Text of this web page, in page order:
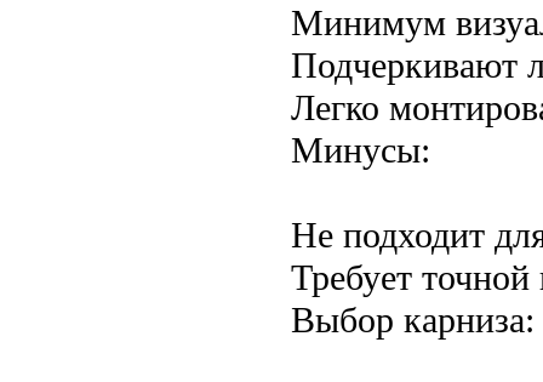
Минимум
Подчеркивают
Легко
Минусы:
Не подходит
Требует
Выбор карниза: